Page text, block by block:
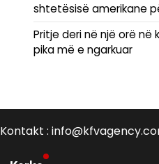
shtetësisë amerikane
Pritje deri në një orë në
pika më e ngarkuar
Kontakt :